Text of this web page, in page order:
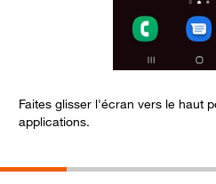
Faites glisser l'écran vers le haut
applications.